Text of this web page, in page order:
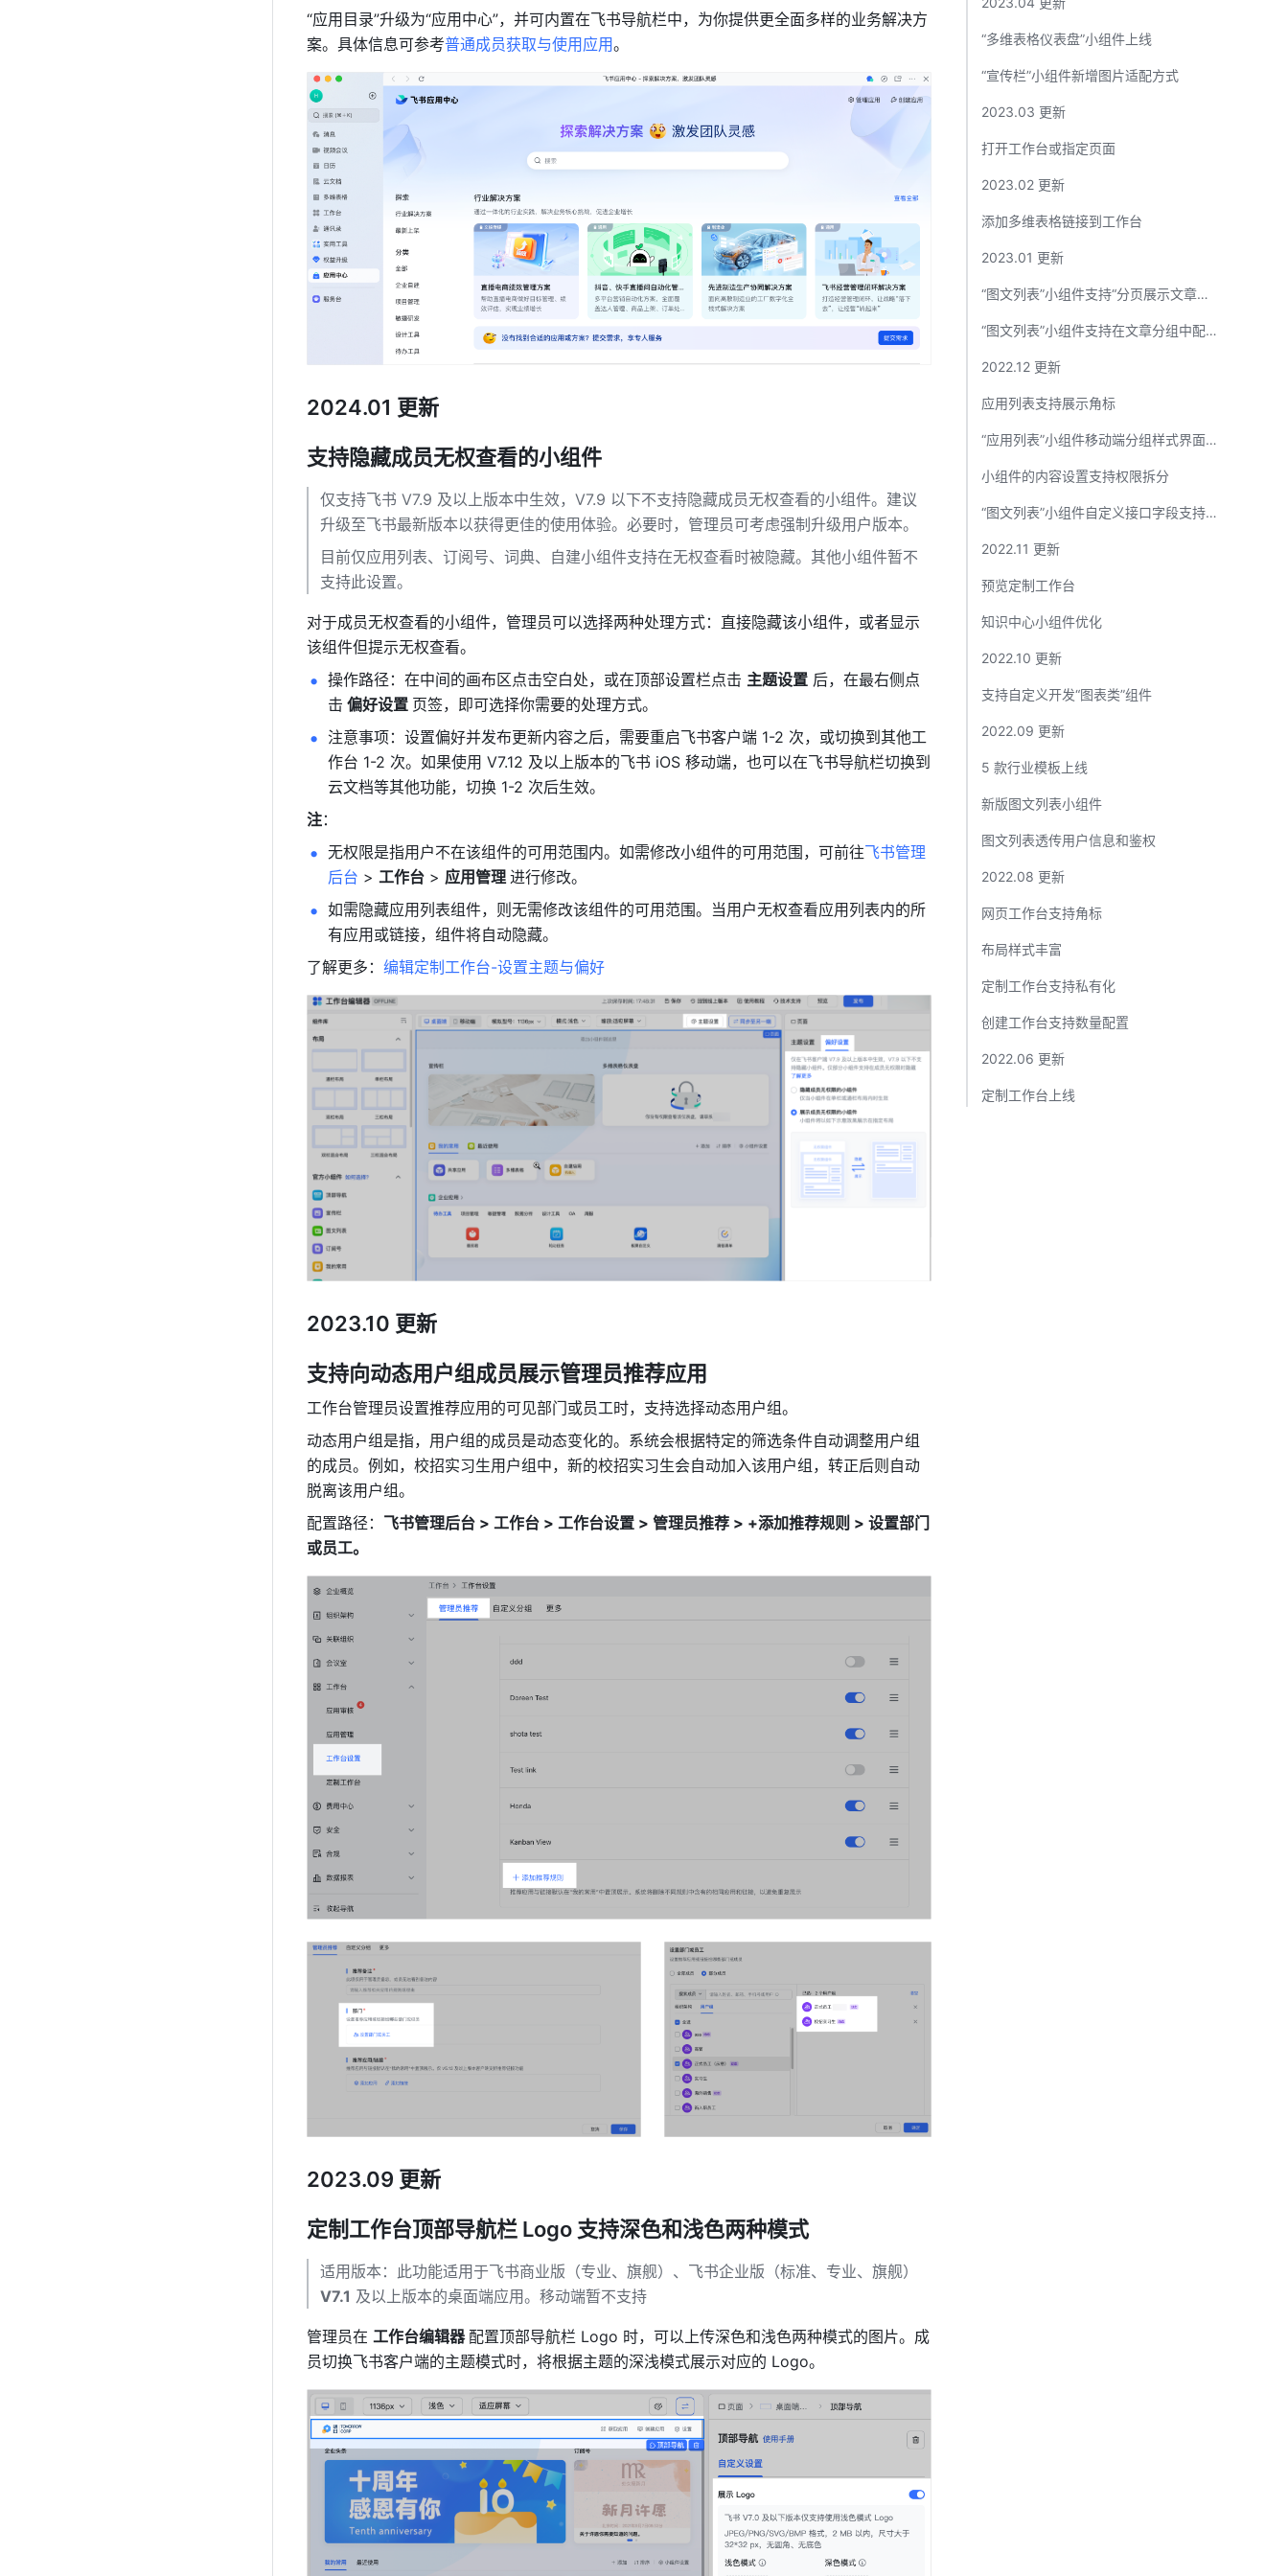
“应用目录”升级为“应用中心”，并可内置在飞书导航栏中，为你提供更全面多样的业务解决方
案。具体信息可参考普通成员获取与使用应用。
2024.01 更新
支持隐藏成员无权查看的小组件
仅支持飞书 V7.9 及以上版本中生效，V7.9 以下不支持隐藏成员无权查看的小组件。 建议
升级至飞书最新版本以获得更佳的使用体验。必要时，管理员可考虑强制升级用户版本。
目前仅应用列表、订阅号、词典、自建小组件支持在无权查看时被隐藏。其他小组件暂不
支持此设置。
对于成员无权查看的小组件，管理员可以选择两种处理方式：直接隐藏该小组件，或者显示
该组件但提示无权查看。
操作路径：在中间的画布区点击空白处，或在顶部设置栏点击 主题设置 后，在最右侧点
击 偏好设置 页签，即可选择你需要的处理方式。
注意事项：设置偏好并发布更新内容之后，需要重启飞书客户端 1-2 次，或切换到其他工
作台 1-2 次。如果使用 V7.12 及以上版本的飞书 iOS 移动端，也可以在飞书导航栏切换到
云文档等其他功能，切换 1-2 次后生效。
注：
无权限是指用户不在该组件的可用范围内。如需修改小组件的可用范围，可前往飞书管理
后台 > 工作台 > 应用管理 进行修改。
如需隐藏应用列表组件，则无需修改该组件的可用范围。当用户无权查看应用列表内的所
有应用或链接，组件将自动隐藏。
了解更多： 编辑定制工作台-设置主题与偏好
2023.10 更新
支持向动态用户组成员展示管理员推荐应用
工作台管理员设置推荐应用的可见部门或员工时，支持选择动态用户组。
动态用户组是指，用户组的成员是动态变化的。系统会根据特定的筛选条件自动调整用户组
的成员。例如，校招实习生用户组中，新的校招实习生会自动加入该用户组，转正后则自动
脱离该用户组。
配置路径： 飞书管理后台 > 工作台 > 工作台设置 > 管理员推荐 > +添加推荐规则 > 设置部门
或员工。
2023.09 更新
定制工作台顶部导航栏 Logo 支持深色和浅色两种模式
V7.1 及以上版本的桌面端应用。移动端暂不支持
管理员在 工作台编辑器 配置顶部导航栏 Logo 时，可以上传深色和浅色两种模式的图片。成
员切换飞书客户端的主题模式时，将根据主题的深浅模式展示对应的 Logo。
“多维表格仪表盘”小组件上线 ​
“宣传栏”小组件新增图片适配方式 ​
2023.03 更新​
打开工作台或指定页面​
2023.02 更新​
添加多维表格链接到工作台​
2023.01 更新​
“图文列表”小组件支持“分页展示文章列表”​
“图文列表”小组件支持在文章分组中配置“查看更多”链接 ​
2022.12 更新​
应用列表支持展示角标​
“应用列表”小组件移动端分组样式界面优化​
小组件的内容设置支持权限拆分​
“图文列表”小组件自定义接口字段支持多语言 ​
2022.11 更新​
预览定制工作台​
知识中心小组件优化​
2022.10 更新​
支持自定义开发“图表类”组件​
2022.09 更新​
5 款行业模板上线​
新版图文列表小组件​
图文列表透传用户信息和鉴权​
2022.08 更新​
网页工作台支持角标​
布局样式丰富​
定制工作台支持私有化​
创建工作台支持数量配置 ​
2022.06 更新​
定制工作台上线​